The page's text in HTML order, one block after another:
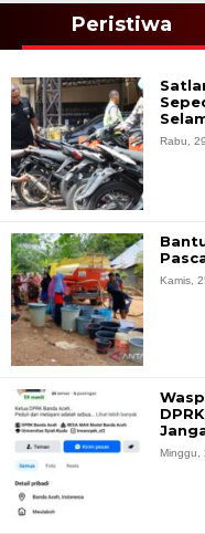
Peristiwa
Rabu,
Kamis,
Minggu,